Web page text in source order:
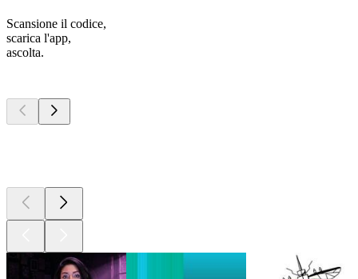
Scansione il codice,
scarica l'app,
ascolta.